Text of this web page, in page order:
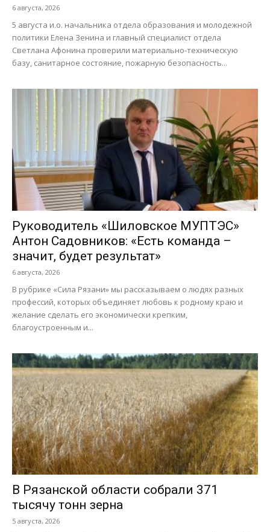
6 августа, 2026
5 августа и.о. начальника отдела образования и молодежной
политики Елена Зенина и главный специалист отдела
Светлана Афонина проверили материально-техническую
базу, санитарное состояние, пожарную безопасность...
Руководитель «Шиловское МУПТЭС»
Антон Садовников: «Есть команда –
значит, будет результат»
6 августа, 2026
В рубрике «Сила Рязани» мы рассказываем о людях разных
профессий, которых объединяет любовь к родному краю и
желание сделать его экономически крепким,
благоустроенным и...
В Рязанской области собрали 371
тысячу тонн зерна
5 августа, 2026